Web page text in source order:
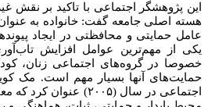
این پژوهشگر اجتماعی با تاکید بر نقش
هسته اصلی جامعه گفت: خانواده به
عامل حمایتی و محافظتی در ایجاد
یکی از مهم‌ترین عوامل افزایش
خصوصا در گروه‌های اجتماعی زنان،
حمایت‌های آنها بسیار مهم است. مک
اجتماعی در سال (۲۰۰۵)